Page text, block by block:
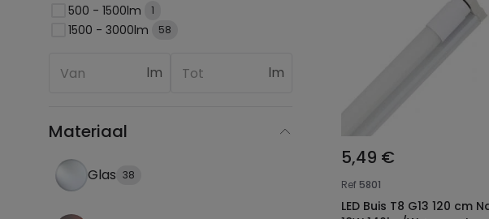
500 - 1500lm 1
1500 - 3000lm 58
lm lm
Materiaal
Glas 38
5,49 €
Ref 5801
LED Buis T8 G13 120 cm Nano PC